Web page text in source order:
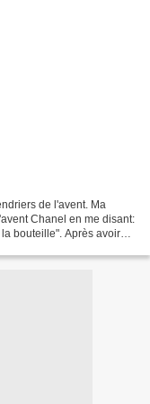
de l'avent. Ma
Chanel en me disant:
bouteille". Après avoir